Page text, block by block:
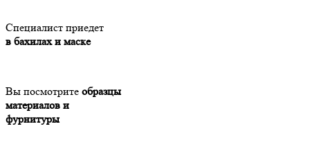
Специалист приедет
в бахилах и маске
Вы посмотрите образцы
материалов и
фурнитуры